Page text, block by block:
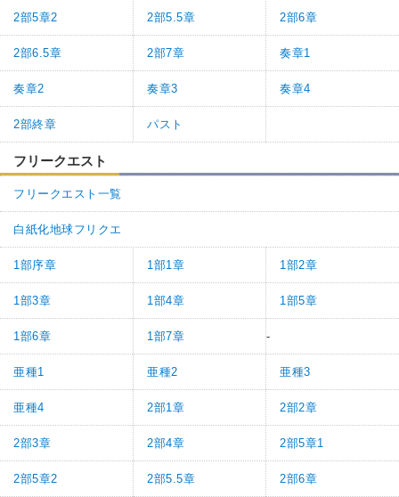
2部5章2 2部5.5章 2部6章
2部6.5章 2部7章 奏章1
奏章2 奏章3 奏章4
2部終章 パスト
フリークエスト
フリークエスト一覧
白紙化地球フリクエ
1部序章 1部1章 1部2章
1部3章 1部4章 1部5章
1部6章 1部7章 -
亜種1 亜種2 亜種3
亜種4 2部1章 2部2章
2部3章 2部4章 2部5章1
2部5章2 2部5.5章 2部6章